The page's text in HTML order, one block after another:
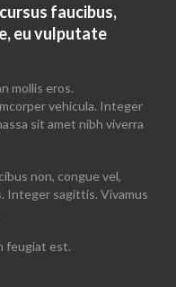
faucibus,
eu vulputate
mollis eros.
vehicula. Integer
sit amet nibh viverra
non, congue vel,
Integer sagittis. Vivamus
feugiat est.